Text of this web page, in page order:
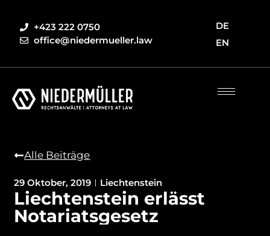
+423 222 0750
office@niedermueller.law
DE
EN
Alle Beiträge
29 Oktober, 2019 Liechtenstein
Liechtenstein erlässt
Notariatsgesetz